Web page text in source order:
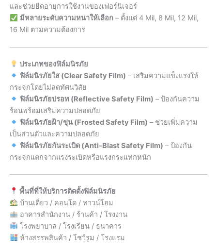
และช่วยยืดอายุการใช้งานของเฟอร์นิเจอร์
มีหลายระดับความหนาให้เลือก– ตั้งแต่ 4 Mil, 8 Mil, 12 Mil,
16 Mil ตามความต้องการ
ประเภทของฟิล์มนิรภัย
ฟิล์มนิรภัยใส (Clear Safety Film) – เสริมความแข็งแรงให้
กระจกโดยไม่ลดทัศนวิสัย
ฟิล์มนิรภัยปรอท (Reflective Safety Film) – ป้องกันความ
ร้อนพร้อมเสริมความปลอดภัย
ฟิล์มนิรภัยฝ้า/ขุ่น (Frosted Safety Film) – ช่วยเพิ่มความ
เป็นส่วนตัวและความปลอดภัย
ฟิล์มนิรภัยกันระเบิด (Anti-Blast Safety Film) – ป้องกัน
กระจกแตกจากแรงระเบิดหรือแรงกระแทกหนัก
พื้นที่ที่ให้บริการติดตั้งฟิล์มนิรภัย
บ้านเดี่ยว / คอนโด / ทาวน์โฮม
อาคารสำนักงาน / ร้านค้า / โรงงาน
โรงพยาบาล / โรงเรียน / ธนาคาร
ห้างสรรพสินค้า / โชว์รูม / โรงแรม